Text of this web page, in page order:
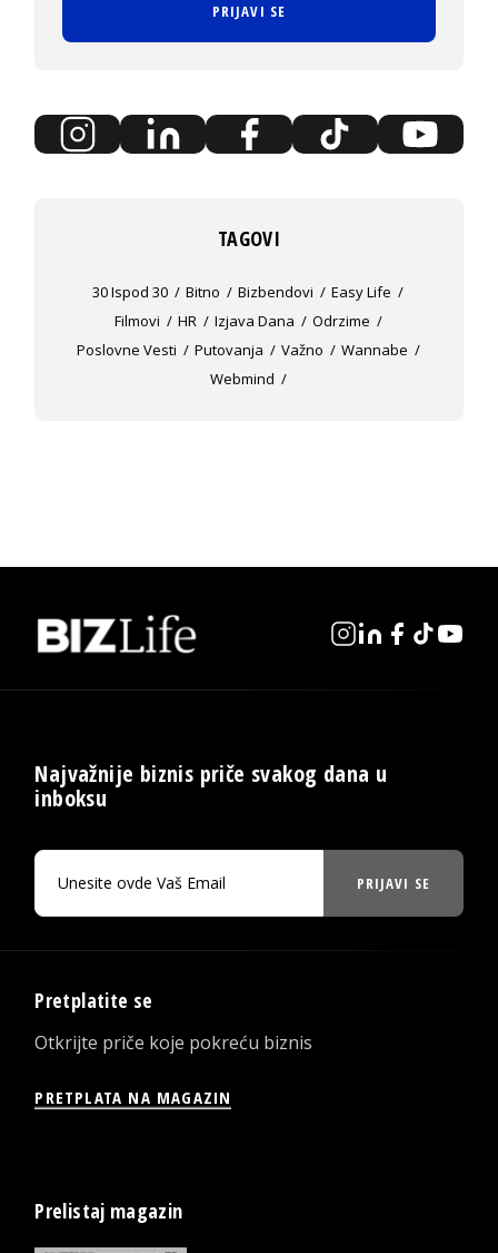
PRIJAVI SE
TAGOVI
30 Ispod 30 Bitno Bizbendovi
Easy Life
Filmovi
HR Izjava Dana
Odrzime
Poslovne Vesti
Putovanja Važno
Wannabe
Webmind
Najvažnije biznis priče svakog dana u
inboksu
PRIJAVI SE
Pretplatite se
Otkrijte priče koje pokreću biznis
PRETPLATA NA MAGAZIN
Prelistaj magazin